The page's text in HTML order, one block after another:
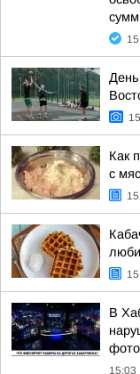
Как
с
В
15:03